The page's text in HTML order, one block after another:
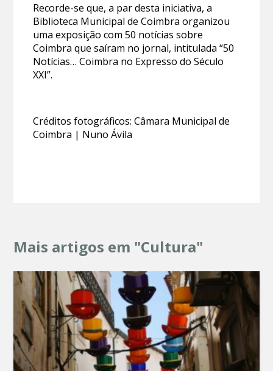
Recorde-se que, a par desta iniciativa, a
Biblioteca Municipal de Coimbra organizou
uma exposição com 50 notícias sobre
Coimbra que saíram no jornal, intitulada “50
Notícias… Coimbra no Expresso do Século
XXI”.
Créditos fotográficos: Câmara Municipal de
Coimbra | Nuno Ávila
Mais artigos em "Cultura"